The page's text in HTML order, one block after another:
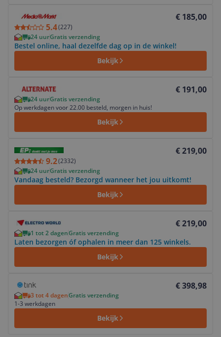
5.4(227)
€ 185,00
24 uurGratis verzending
Bestel online, haal dezelfde dag op in de winkel!
Bekijk
€ 191,00
24 uurGratis verzending
Op werkdagen voor 22.00 besteld, morgen in huis!
Bekijk
9.2(2332)
€ 219,00
24 uurGratis verzending
Vandaag besteld? Bezorgd wanneer het jou uitkomt!
Bekijk
€ 219,00
1 tot 2 dagenGratis verzending
Laten bezorgen óf ophalen in meer dan 125 winkels.
Bekijk
€ 398,98
3 tot 4 dagenGratis verzending
1-3 werkdagen
Bekijk